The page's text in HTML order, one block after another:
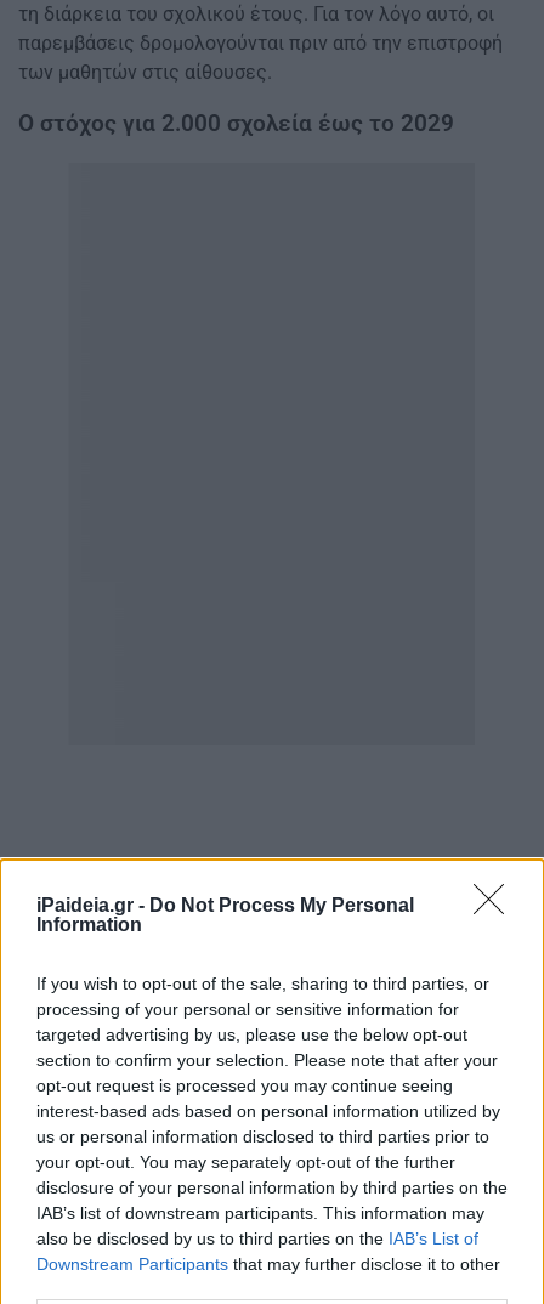
iPaideia.gr - Do Not Process My Personal
Information
If you wish to opt-out of the sale, sharing to third parties, or
processing of your personal or sensitive information for
targeted advertising by us, please use the below opt-out
section to confirm your selection. Please note that after your
opt-out request is processed you may continue seeing
interest-based ads based on personal information utilized by
us or personal information disclosed to third parties prior to
your opt-out. You may separately opt-out of the further
disclosure of your personal information by third parties on the
IAB’s list of downstream participants. This information may
also be disclosed by us to third parties on the IAB’s List of
Downstream Participants that may further disclose it to other
τη διάρκεια του σχολικού έτους. Για τον λόγο αυτό, οι
παρεμβάσεις δρομολογούνται πριν από την επιστροφή
των μαθητών στις αίθουσες.
Ο στόχος για 2.000 σχολεία έως το 2029
Το πρόγραμμα «Μαριέττα Γιαννάκου» εντάσσεται σε έναν
υποδομών της χώρας.
Σύμφωνα με τη Σοφία Ζαχαράκη, ο στόχος είναι έως το
2029 να έχουν ολοκληρωθεί αντίστοιχες παρεμβάσεις
σε 2.000 σχολεία.
Η υπουργός χαρακτήρισε το πρόγραμμα μέρος μιας
συνολικής στρατηγικής επένδυσης στις σχολικές
υποδομές, με σύγχρονα κτίρια και περισσότερες
ευκαιρίες για τους μαθητές.
Οι επόμενες 450 σχολικές μονάδες